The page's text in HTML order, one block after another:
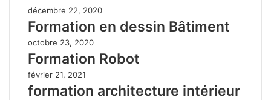
décembre 22, 2020
Formation en dessin Bâtiment
octobre 23, 2020
Formation Robot
février 21, 2021
formation architecture intérieur